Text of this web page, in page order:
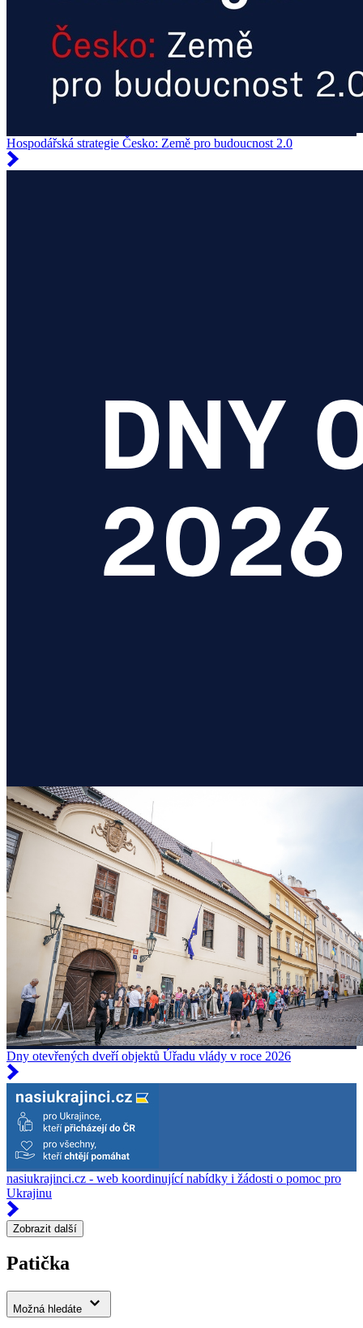
Hospodářská strategie Česko: Země pro budoucnost 2.0
Dny otevřených dveří objektů Úřadu vlády v roce 2026
nasiukrajinci.cz - web koordinující nabídky i žádosti o pomoc pro
Ukrajinu
Zobrazit další
Patička
Možná hledáte